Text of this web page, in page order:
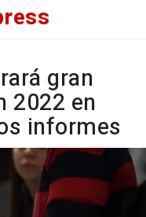
gran
2022 en
informes